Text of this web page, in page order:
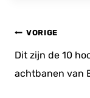
Bericht
navigatie
VORIGE
Dit zijn de 10
achtbanen van